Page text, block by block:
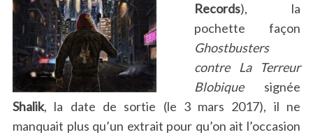
Records), la
pochette façon
Ghostbusters
contre La Terreur
Blobique signée
Shalik, la date de sortie (le 3 mars 2017), il ne
manquait plus qu’un extrait pour qu’on ait l’occasion